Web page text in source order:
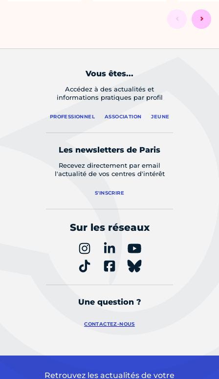
Vous êtes...
Accédez à des actualités et
informations pratiques par profil
PROFESSIONNEL ASSOCIATION JEUNE
Les newsletters de Paris
Recevez directement par email
l'actualité de vos centres d'intérêt
S'INSCRIRE
Sur les réseaux
Une question ?
CONTACTEZ-NOUS
Retrouvez les actualités de votre